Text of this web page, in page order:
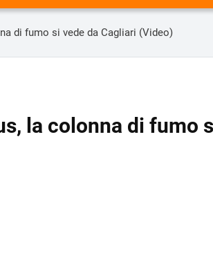
di fumo si vede da Cagliari (Video)
la colonna di fumo